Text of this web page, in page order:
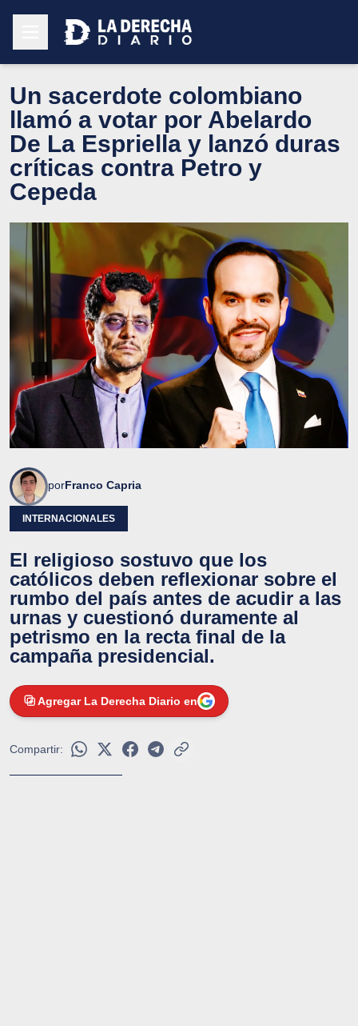
Un sacerdote colombiano
llamó a votar por Abelardo
De La Espriella y lanzó duras
críticas contra Petro y
Cepeda
porFranco Capria
INTERNACIONALES
El religioso sostuvo que los
católicos deben reflexionar sobre el
rumbo del país antes de acudir a las
urnas y cuestionó duramente al
petrismo en la recta final de la
campaña presidencial.
Agregar La Derecha Diario en
Compartir: